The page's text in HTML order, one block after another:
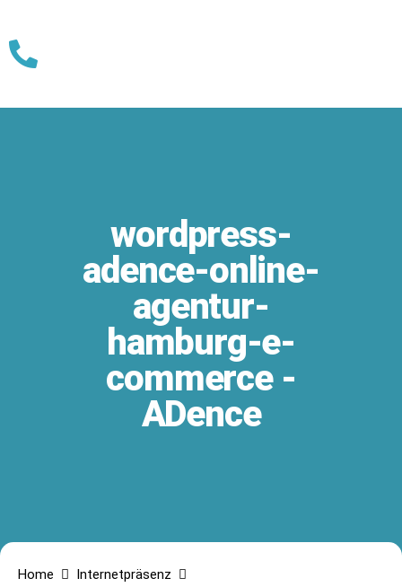
wordpress-
adence-online-
agentur-
hamburg-e-
commerce -
ADence
Home
Internetpräsenz